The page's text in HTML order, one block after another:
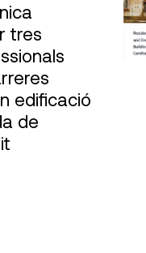
tres
edificació
de